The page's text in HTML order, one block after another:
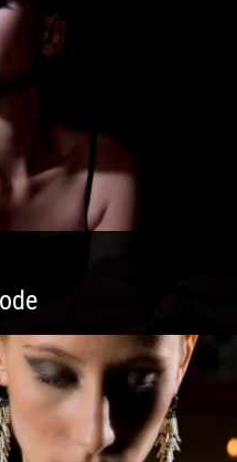
| Zeichnen mit Licht &